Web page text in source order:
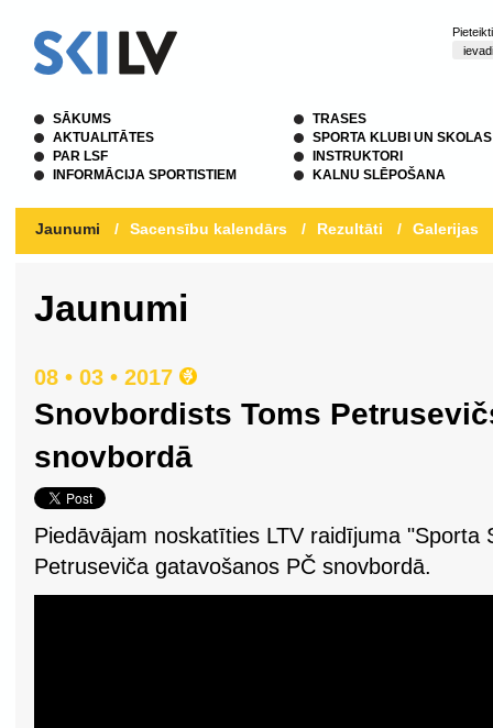
SĀKUMS
AKTUALITĀTES
PAR LSF
INFORMĀCIJA SPORTISTIEM
TRASES
SPORTA KLUBI UN SKOLAS
INSTRUKTORI
KALNU SLĒPOŠANA
Jaunumi / Sacensību kalendārs / Rezultāti / Galerijas
Jaunumi
08 • 03 • 2017
Snovbordists Toms
snovbordā
Piedāvājam noskatīties LTV raidījuma "Sporta
Petruseviča gatavošanos PČ snovbordā.